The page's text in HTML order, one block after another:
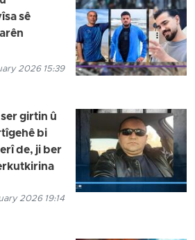
sê
2026 15:39
girtin û
bi
de, ji ber
2026 19:14